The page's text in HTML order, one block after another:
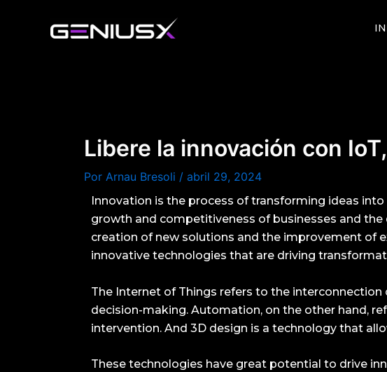
Libere la innovación con
Por Arnau Bresoli / abril 29, 2024
Innovation is the process of transforming ideas
growth and competitiveness of businesses and
creation of new solutions and the improvement of
innovative technologies that are driving
The Internet of Things refers to the
decision-making. Automation, on the other hand,
intervention. And 3D design is a technology that
These technologies have great potential to drive